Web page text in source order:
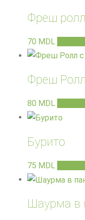
Фреш
70 MDL
Фреш
80 MDL
Бурито
75 MDL
Шаурма в